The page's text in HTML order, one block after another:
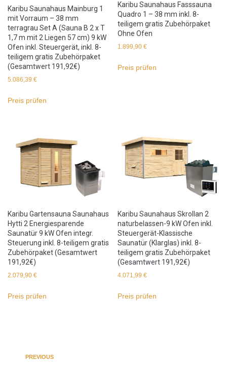
Karibu Saunahaus Mainburg 1
mit Vorraum – 38 mm
terragrau Set A (Sauna B 2 x T
1,7 m mit 2 Liegen 57 cm) 9 kW
Ofen inkl. Steuergerät, inkl. 8-
teiligem gratis Zubehörpaket
(Gesamtwert 191,92€)
5.086,39 €
Preis prüfen
Karibu Saunahaus Fasssauna
Quadro 1 – 38 mm inkl. 8-
teiligem gratis Zubehörpaket
Ohne Ofen
1.899,90€
Preis prüfen
Karibu Gartensauna Saunahaus
Hytti 2 Energiesparende
Saunatür 9 kW Ofen integr.
Steuerung inkl. 8-teiligem gratis
Zubehörpaket (Gesamtwert
191,92€)
2.079,90 €
Preis prüfen
Karibu Saunahaus Skrollan 2
naturbelassen-9 kW Ofen inkl.
Steuergerät-Klassische
Saunatür (Klarglas) inkl. 8-
teiligem gratis Zubehörpaket
(Gesamtwert 191,92€)
4.071,99€
Preis prüfen
PREVIOUS